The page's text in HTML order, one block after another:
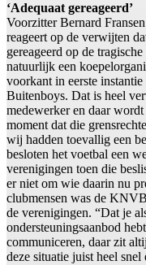
‘Adequaat gereageerd’
Voorzitter Bernard
reageert op de verwijten
gereageerd op de
natuurlijk een
voorkant in eerste
Buitenboys. Dat is heel
medewerker en daar
moment dat die
wij hadden toevallig een
besloten het voetbal een
verenigingen toen die
er niet om wie daarin nu
clubmensen was de
de verenigingen. “Dat je
ondersteuningsaanbod
communiceren, daar zit
deze situatie juist heel snel